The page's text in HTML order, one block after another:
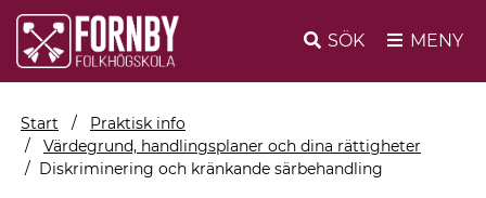
SÖK MENY
Start
Praktisk info
Värdegrund, handlingsplaner och dina rättigheter
Diskriminering och kränkande särbehandling